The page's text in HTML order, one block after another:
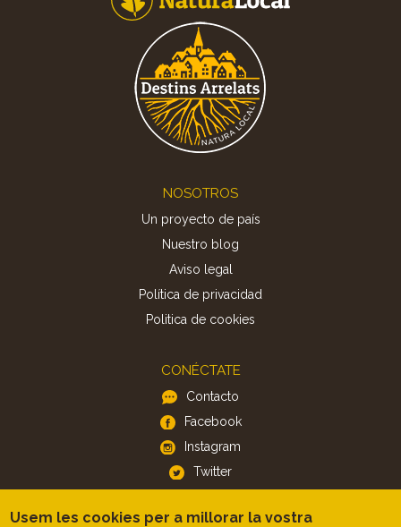
NOSOTROS
Un proyecto de país
Nuestro blog
Aviso legal
Política de privacidad
Politica de cookies
CONÉCTATE
Contacto
Facebook
Instagram
Twitter
APP
Usem les cookies per a millorar la vostra